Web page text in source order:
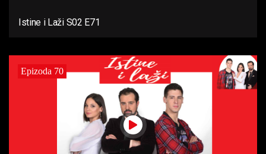
Istine i Laži S02 E71
Epizoda 70